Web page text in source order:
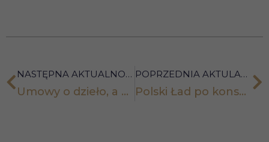
NASTĘPNA AKTUALNOŚĆ
Umowy o dzieło, a 50% kosztów uzyskania przychodu – kiedy stosować?
POPRZEDNIA AKTULANOŚĆ
Polski Ład po konsultacjach – zmiany ważne dla podatników